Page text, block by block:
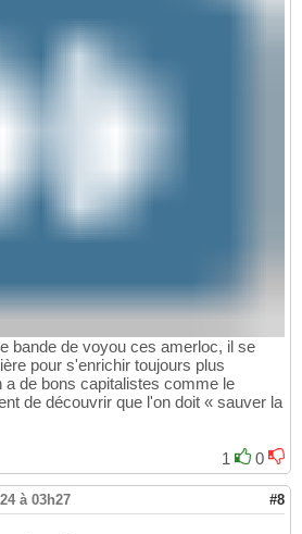
bande de voyou ces amerloc, il se
pour s'enrichir toujours plus
a de bons capitalistes comme le
de découvrir que l'on doit « sauver la
1
0
à 03h27 #8